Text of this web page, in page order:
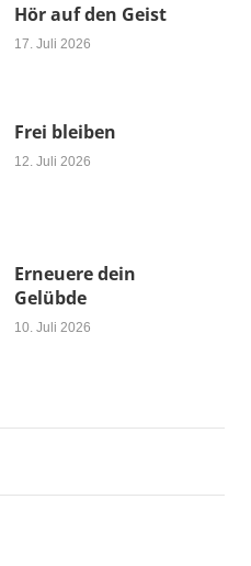
Hör auf den Geist
17. Juli 2026
Frei bleiben
12. Juli 2026
Erneuere dein
Gelübde
10. Juli 2026